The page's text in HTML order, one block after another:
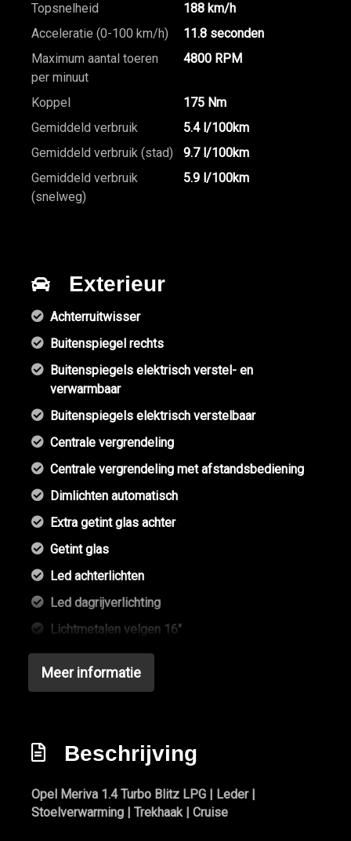
Topsnelheid
188 km/h
Acceleratie (0-100 km/h)
11.8 seconden
Maximum aantal toeren
per minuut
4800 RPM
Koppel
175 Nm
Gemiddeld verbruik
5.4 l/100km
Gemiddeld verbruik (stad)
9.7 l/100km
Gemiddeld verbruik
(snelweg)
5.9 l/100km
Exterieur
Achterruitwisser
Buitenspiegel rechts
Buitenspiegels elektrisch verstel- en
verwarmbaar
Buitenspiegels elektrisch verstelbaar
Centrale vergrendeling
Centrale vergrendeling met afstandsbediening
Dimlichten automatisch
Extra getint glas achter
Getint glas
Led achterlichten
Led dagrijverlichting
Lichtmetalen velgen 16"
Mistlampen voor
Park distance control
Parkeersensor voor en achter
Trekhaak
Trekhaak met afneembare kogel
Meer informatie
Beschrijving
Opel Meriva 1.4 Turbo Blitz LPG | Leder |
Stoelverwarming | Trekhaak | Cruise